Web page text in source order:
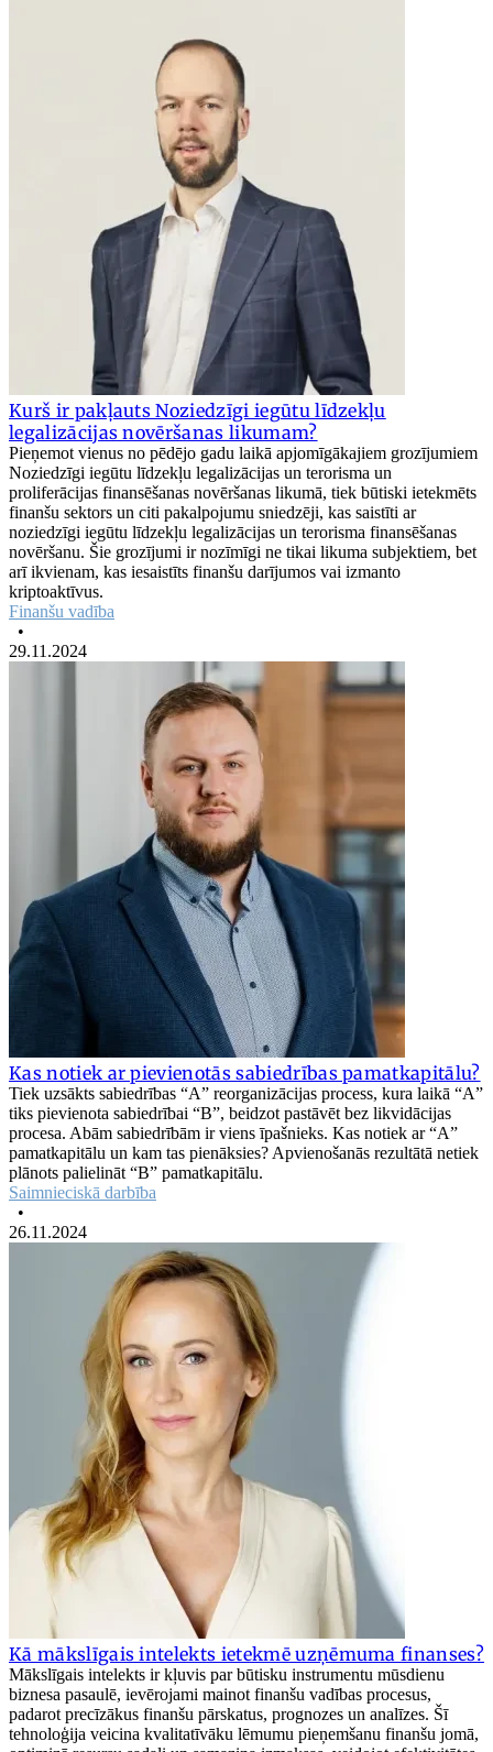
Kurš ir pakļauts Noziedzīgi iegūtu līdzekļu
legalizācijas novēršanas likumam?
Pieņemot vienus no pēdējo gadu laikā apjomīgākajiem grozījumiem
Noziedzīgi iegūtu līdzekļu legalizācijas un terorisma un
proliferācijas finansēšanas novēršanas likumā, tiek būtiski ietekmēts
finanšu sektors un citi pakalpojumu sniedzēji, kas saistīti ar
noziedzīgi iegūtu līdzekļu legalizācijas un terorisma finansēšanas
novēršanu. Šie grozījumi ir nozīmīgi ne tikai likuma subjektiem, bet
arī ikvienam, kas iesaistīts finanšu darījumos vai izmanto
kriptoaktīvus.
Finanšu vadība
•
29.11.2024
Kas notiek ar pievienotās sabiedrības pamatkapitālu?
Tiek uzsākts sabiedrības “A” reorganizācijas process, kura laikā “A”
tiks pievienota sabiedrībai “B”, beidzot pastāvēt bez likvidācijas
procesa. Abām sabiedrībām ir viens īpašnieks. Kas notiek ar “A”
pamatkapitālu un kam tas pienāksies? Apvienošanās rezultātā netiek
plānots palielināt “B” pamatkapitālu.
Saimnieciskā darbība
•
26.11.2024
Kā mākslīgais intelekts ietekmē uzņēmuma finanses?
Mākslīgais intelekts ir kļuvis par būtisku instrumentu mūsdienu
biznesa pasaulē, ievērojami mainot finanšu vadības procesus,
padarot precīzākus finanšu pārskatus, prognozes un analīzes. Šī
tehnoloģija veicina kvalitatīvāku lēmumu pieņemšanu finanšu jomā,